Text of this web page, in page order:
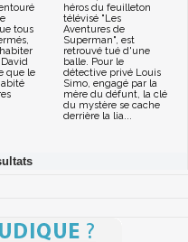
tous
que le
héros du feuilleton
télévisé "Les
Aventures de
Superman", est
retrouvé tué d'une
balle. Pour le
détective privé Louis
Simo, engagé par la
mère du défunt, la clé
du mystère se cache
derrière la lia...